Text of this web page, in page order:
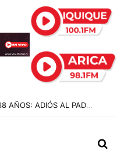
FALLECE JORGE MESSI A LOS 68 AÑOS: ADIÓS AL PADRE Y ARQUITECTO DE LA CARRERA DE LIONEL MESSI